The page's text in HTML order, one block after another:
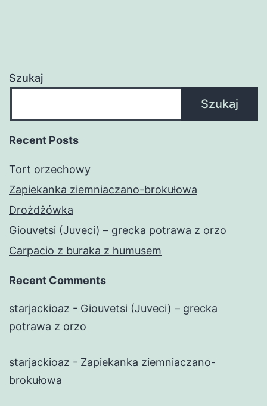
Szukaj
Szukaj
Recent Posts
Tort orzechowy
Zapiekanka ziemniaczano-brokułowa
Drożdżówka
Giouvetsi (Juveci) – grecka potrawa z orzo
Carpacio z buraka z humusem
Recent Comments
starjackioaz - Giouvetsi (Juveci) – grecka
potrawa z orzo
starjackioaz - Zapiekanka ziemniaczano-
brokułowa